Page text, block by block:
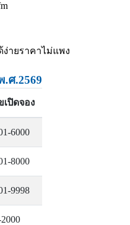
ง่ายราคาไม่แพง
.ศ.2569
เปิดจอง
6000
8000
9998